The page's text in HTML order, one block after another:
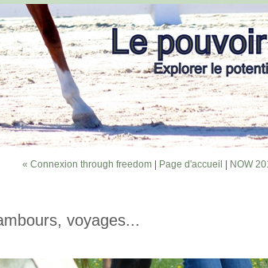
« Connexion through freedom Page d'accueil NOW
voyages...